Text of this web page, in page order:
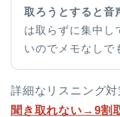
取ろうとすると音
は取らずに集中し
いのでメモなしで
詳細なリスニング対
聞き取れない→9割